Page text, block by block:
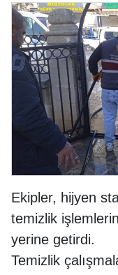
Ekipler, hijyen
temizlik
yerine getirdi.
Temizlik